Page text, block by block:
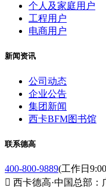
个人及家庭用户
工程用户
电商用户
新闻资讯
公司动态
企业公告
集团新闻
西卡BFM图书馆
联系德高
400-800-9889(工作日
 西卡德高·中国总部：